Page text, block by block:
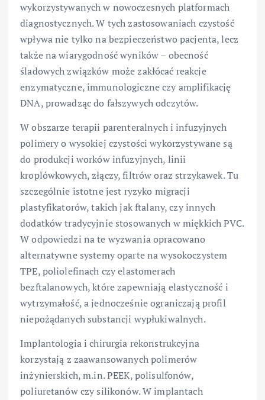
wykorzystywanych w nowoczesnych platformach
diagnostycznych. W tych zastosowaniach czystość
wpływa nie tylko na bezpieczeństwo pacjenta, lecz
także na wiarygodność wyników – obecność
śladowych związków może zakłócać reakcje
enzymatyczne, immunologiczne czy amplifikację
DNA, prowadząc do fałszywych odczytów.
W obszarze terapii parenteralnych i infuzyjnych
polimery o wysokiej czystości wykorzystywane są
do produkcji worków infuzyjnych, linii
kroplówkowych, złączy, filtrów oraz strzykawek. Tu
szczególnie istotne jest ryzyko migracji
plastyfikatorów, takich jak ftalany, czy innych
dodatków tradycyjnie stosowanych w miękkich PVC.
W odpowiedzi na te wyzwania opracowano
alternatywne systemy oparte na wysokoczystem
TPE, poliolefinach czy elastomerach
bezftalanowych, które zapewniają elastyczność i
wytrzymałość, a jednocześnie ograniczają profil
niepożądanych substancji wypłukiwalnych.
Implantologia i chirurgia rekonstrukcyjna
korzystają z zaawansowanych polimerów
inżynierskich, m.in. PEEK, polisulfonów,
poliuretanów czy silikonów. W implantach